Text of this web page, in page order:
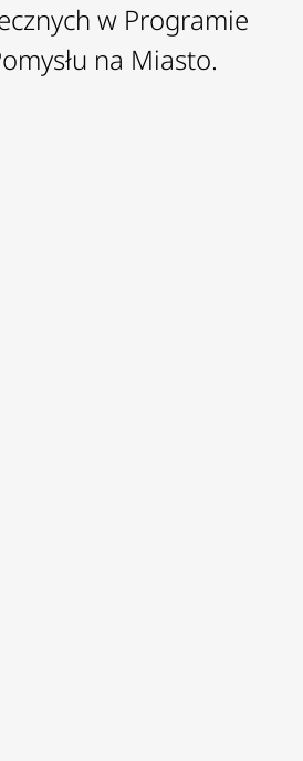
w Programie
na Miasto.